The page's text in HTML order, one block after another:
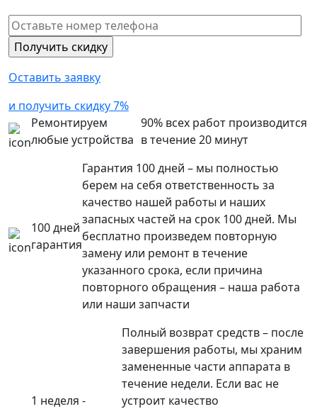
Оставить заявку
и получить скидку 7%
Ремонтируем
любые устройства
90% всех работ производится
в течение 20 минут
100 дней
гарантия
Гарантия 100 дней – мы полностью
берем на себя ответственность за
качество нашей работы и наших
запасных частей на срок 100 дней. Мы
бесплатно произведем повторную
замену или ремонт в течение
указанного срока, если причина
повторного обращения – наша работа
или наши запчасти
1 неделя -
Полный возврат средств – после
завершения работы, мы храним
замененные части аппарата в
течение недели. Если вас не
устроит качество